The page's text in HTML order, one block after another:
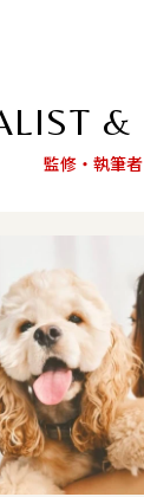
監修・執筆者
&